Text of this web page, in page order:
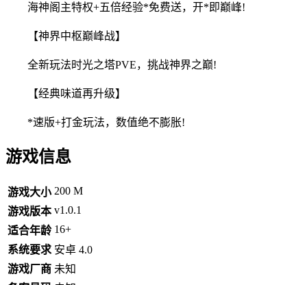
海神阁主特权+五倍经验*免费送，开*即巅峰!
【神界中枢巅峰战】
全新玩法时光之塔PVE，挑战神界之巅!
【经典味道再升级】
*速版+打金玩法，数值绝不膨胀!
游戏信息
游戏大小 200 M
游戏版本 v1.0.1
适合年龄 16+
系统要求 安卓 4.0
游戏厂商 未知